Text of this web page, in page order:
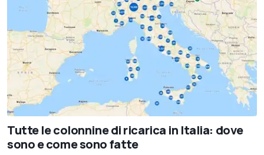
Tutte le colonnine di ricarica in Italia: dove
sono e come sono fatte